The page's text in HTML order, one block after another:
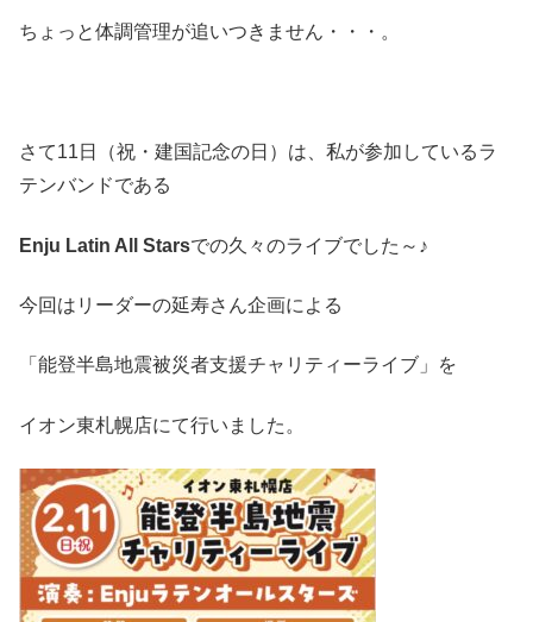
ちょっと体調管理が追いつきません・・・。
さて11日（祝・建国記念の日）は、私が参加しているラ
テンバンドである
Enju Latin All Starsでの久々のライブでした～♪
今回はリーダーの延寿さん企画による
「能登半島地震被災者支援チャリティーライブ」を
イオン東札幌店にて行いました。